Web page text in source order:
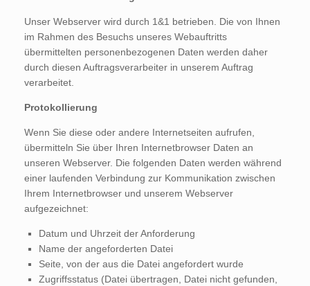
Unser Webserver wird durch 1&1 betrieben. Die von Ihnen
im Rahmen des Besuchs unseres Webauftritts
übermittelten personenbezogenen Daten werden daher
durch diesen Auftragsverarbeiter in unserem Auftrag
verarbeitet.
Protokollierung
Wenn Sie diese oder andere Internetseiten aufrufen,
übermitteln Sie über Ihren Internetbrowser Daten an
unseren Webserver. Die folgenden Daten werden während
einer laufenden Verbindung zur Kommunikation zwischen
Ihrem Internetbrowser und unserem Webserver
aufgezeichnet:
Datum und Uhrzeit der Anforderung
Name der angeforderten Datei
Seite, von der aus die Datei angefordert wurde
Zugriffsstatus (Datei übertragen, Datei nicht gefunden,